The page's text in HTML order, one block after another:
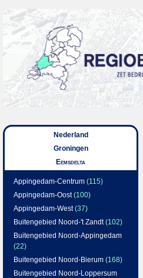
Nederland
Groningen
Eemsdelta
Appingedam-Centrum (115)
Appingedam-Oost(100)
Appingedam-West(37)
Buitengebied Noord-'t Zandt(102)
Buitengebied Noord-Appingedam
(22)
Buitengebied Noord-Bierum (168)
Buitengebied Noord-Loppersum